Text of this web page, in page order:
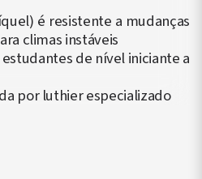
é resistente a mudanças
climas instáveis
de nível iniciante a
por luthier especializado